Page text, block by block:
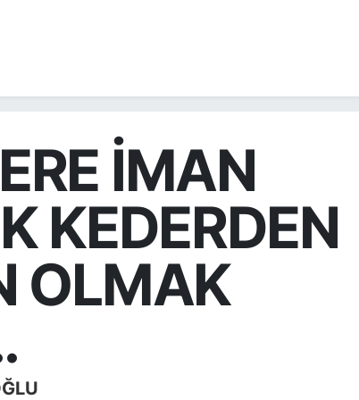
İMAN
KEDERDEN
OLMAK